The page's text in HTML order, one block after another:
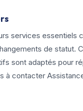
services essentiels
de statut.
sont adaptés pour
contacter